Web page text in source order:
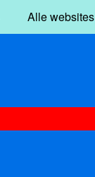
Alle websites